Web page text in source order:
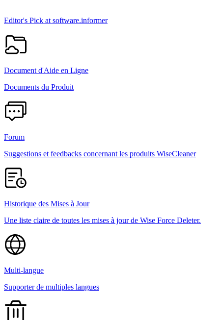
Editor's Pick at software.informer
Document d'Aide en Ligne
Documents du Produit
Forum
Suggestions et feedbacks concernant les produits WiseCleaner
Historique des Mises à Jour
Une liste claire de toutes les mises à jour de Wise Force Deleter.
Multi-langue
Supporter de multiples langues